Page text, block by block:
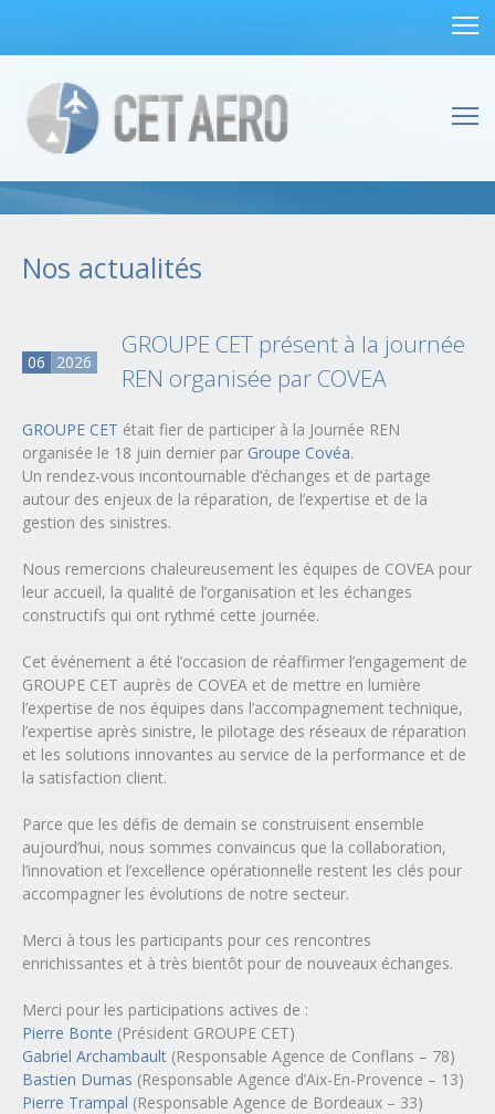
Nos actualités
06 2026
GROUPE CET présent à la journée
REN organisée par COVEA
GROUPE CET était fier de participer à la Journée REN
organisée le 18 juin dernier par Groupe Covéa.
Un rendez-vous incontournable d’échanges et de partage
autour des enjeux de la réparation, de l’expertise et de la
gestion des sinistres.
Nous remercions chaleureusement les équipes de COVEA pour
leur accueil, la qualité de l’organisation et les échanges
constructifs qui ont rythmé cette journée.
Cet événement a été l’occasion de réaffirmer l’engagement de
GROUPE CET auprès de COVEA et de mettre en lumière
l’expertise de nos équipes dans l’accompagnement technique,
l’expertise après sinistre, le pilotage des réseaux de réparation
et les solutions innovantes au service de la performance et de
la satisfaction client.
Parce que les défis de demain se construisent ensemble
aujourd’hui, nous sommes convaincus que la collaboration,
l’innovation et l’excellence opérationnelle restent les clés pour
accompagner les évolutions de notre secteur.
Merci à tous les participants pour ces rencontres
enrichissantes et à très bientôt pour de nouveaux échanges.
Merci pour les participations actives de :
Pierre Bonte (Président GROUPE CET)
Gabriel Archambault (Responsable Agence de Conflans – 78)
Bastien Dumas (Responsable Agence d’Aix-En-Provence – 13)
Pierre Trampal (Responsable Agence de Bordeaux – 33)